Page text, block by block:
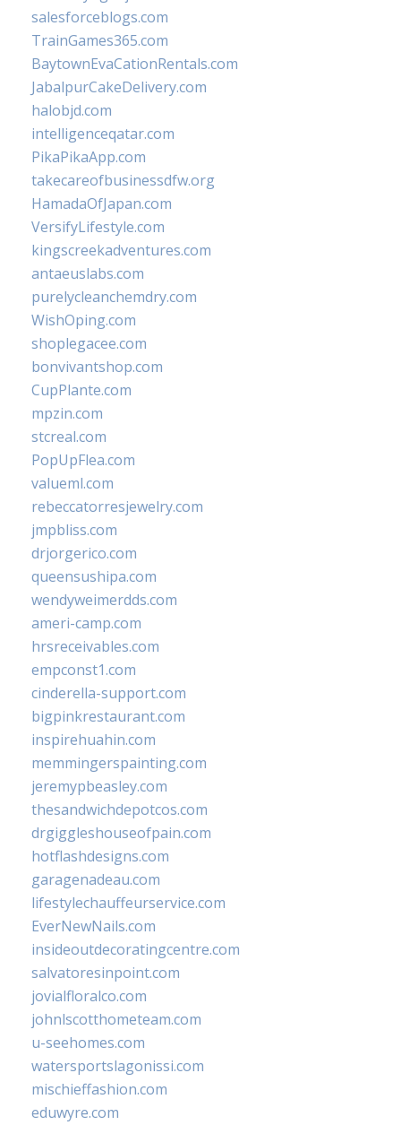
salesforceblogs.com
TrainGames365.com
BaytownEvaCationRentals.com
JabalpurCakeDelivery.com
halobjd.com
intelligenceqatar.com
PikaPikaApp.com
takecareofbusinessdfw.org
HamadaOfJapan.com
VersifyLifestyle.com
kingscreekadventures.com
antaeuslabs.com
purelycleanchemdry.com
WishOping.com
shoplegacee.com
bonvivantshop.com
CupPlante.com
mpzin.com
stcreal.com
PopUpFlea.com
valueml.com
rebeccatorresjewelry.com
jmpbliss.com
drjorgerico.com
queensushipa.com
wendyweimerdds.com
ameri-camp.com
hrsreceivables.com
empconst1.com
cinderella-support.com
bigpinkrestaurant.com
inspirehuahin.com
memmingerspainting.com
jeremypbeasley.com
thesandwichdepotcos.com
drgiggleshouseofpain.com
hotflashdesigns.com
garagenadeau.com
lifestylechauffeurservice.com
EverNewNails.com
insideoutdecoratingcentre.com
salvatoresinpoint.com
jovialfloralco.com
johnlscotthometeam.com
u-seehomes.com
watersportslagonissi.com
mischieffashion.com
eduwyre.com